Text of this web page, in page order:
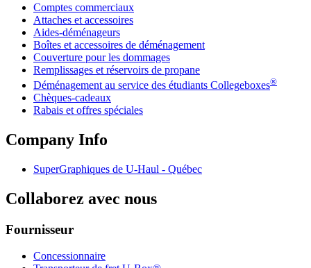
Comptes commerciaux
Attaches et accessoires
Aides-déménageurs
Boîtes et accessoires de déménagement
Couverture pour les dommages
Remplissages et réservoirs de propane
Déménagement au service des étudiants Collegeboxes®
Chèques-cadeaux
Rabais et offres spéciales
Company Info
SuperGraphiques de U-Haul - Québec
Collaborez avec nous
Fournisseur
Concessionnaire